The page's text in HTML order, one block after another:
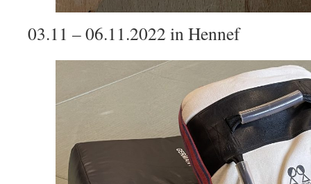
03.11 – 06.11.2022 in Hennef